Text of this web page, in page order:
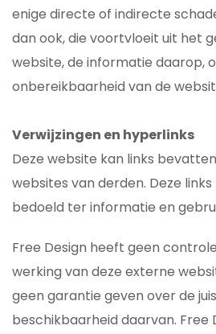
enige directe of indirecte
dan ook, die voortvloeit uit het
website, de informatie daarop,
onbereikbaarheid van de
Verwijzingen en hyperlinks
Deze website kan links
websites van derden. Deze links
bedoeld ter informatie en
Free Design heeft geen
werking van deze externe
geen garantie geven over de
beschikbaarheid daarvan. Free